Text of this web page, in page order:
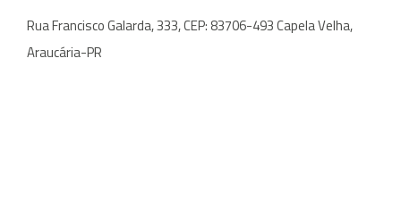
Rua Francisco Galarda, 333, CEP: 83706-493 Capela Velha,
Araucária-PR